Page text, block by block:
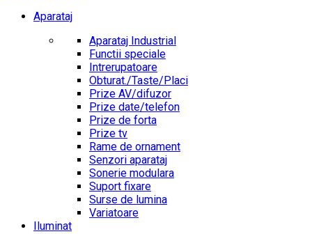
Aparataj
Aparataj Industrial
Functii speciale
Intrerupatoare
Obturat./Taste/Placi
Prize AV/difuzor
Prize date/telefon
Prize de forta
Prize tv
Rame de ornament
Senzori aparataj
Sonerie modulara
Suport fixare
Surse de lumina
Variatoare
Iluminat